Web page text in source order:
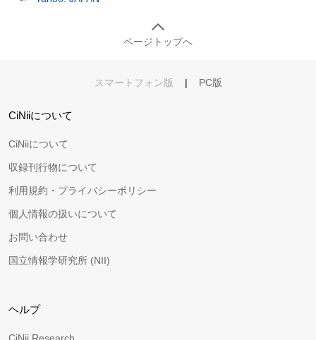
ページトップへ
スマートフォン版 | PC版
CiNiiについて
CiNiiについて
収録刊行物について
利用規約・プライバシーポリシー
個人情報の扱いについて
お問い合わせ
国立情報学研究所 (NII)
ヘルプ